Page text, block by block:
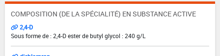
COMPOSITION (DE LA SPÉCIALITÉ) EN SUBSTANCE ACTIVE
2,4-D
Sous forme de : 2,4-D ester de butyl glycol : 240 g/L